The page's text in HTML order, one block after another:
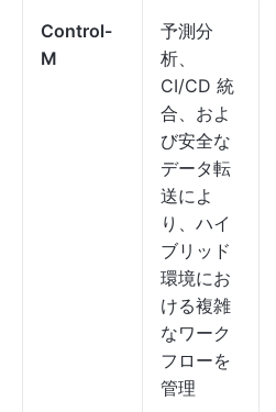
Control-
M
予測分
析、
CI/CD 統
合、およ
び安全な
データ転
送によ
り、ハイ
ブリッド
環境にお
ける複雑
なワーク
フローを
管理